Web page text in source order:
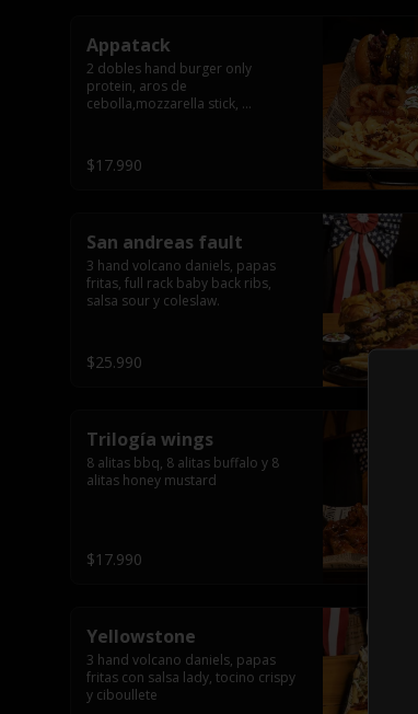
Appatack
2 dobles hand burger only
protein, aros de
cebolla,mozzarella stick,
queso y tocino crispy
$17.990
San andreas fault
3 hand volcano daniels, papas
fritas, full rack baby back ribs,
salsa sour y coleslaw.
$25.990
Trilogía wings
8 alitas bbq, 8 alitas buffalo y 8
alitas honey mustard
$17.990
Yellowstone
3 hand volcano daniels, papas
fritas con salsa lady, tocino crispy
y ciboullete